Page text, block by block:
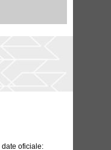
oficiale: